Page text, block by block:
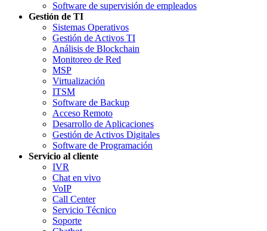
Software de supervisión de empleados
Gestión de TI
Sistemas Operativos
Gestión de Activos TI
Análisis de Blockchain
Monitoreo de Red
MSP
Virtualización
ITSM
Software de Backup
Acceso Remoto
Desarrollo de Aplicaciones
Gestión de Activos Digitales
Software de Programación
Servicio al cliente
IVR
Chat en vivo
VoIP
Call Center
Servicio Técnico
Soporte